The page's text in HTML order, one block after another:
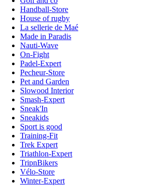
Handball-Store
House of rugby
La sellerie de Maé
Made in Paradis
Nauti-Wave
On-Fight
Padel-Expert
Pecheur-Store
Pet and Garden
Slowood Interior
Smash-Expert
Sneak'In
Sneakids
Sport is good
Training-Fit
Trek Expert
Triathlon-Expert
TripnBikers
Vélo-Store
Winter-Expert